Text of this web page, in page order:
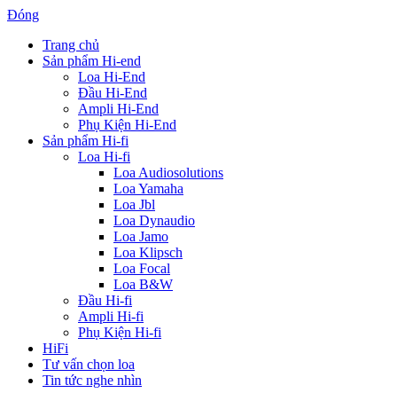
Đóng
Trang chủ
Sản phẩm Hi-end
Loa Hi-End
Đầu Hi-End
Ampli Hi-End
Phụ Kiện Hi-End
Sản phẩm Hi-fi
Loa Hi-fi
Loa Audiosolutions
Loa Yamaha
Loa Jbl
Loa Dynaudio
Loa Jamo
Loa Klipsch
Loa Focal
Loa B&W
Đầu Hi-fi
Ampli Hi-fi
Phụ Kiện Hi-fi
HiFi
Tư vấn chọn loa
Tin tức nghe nhìn